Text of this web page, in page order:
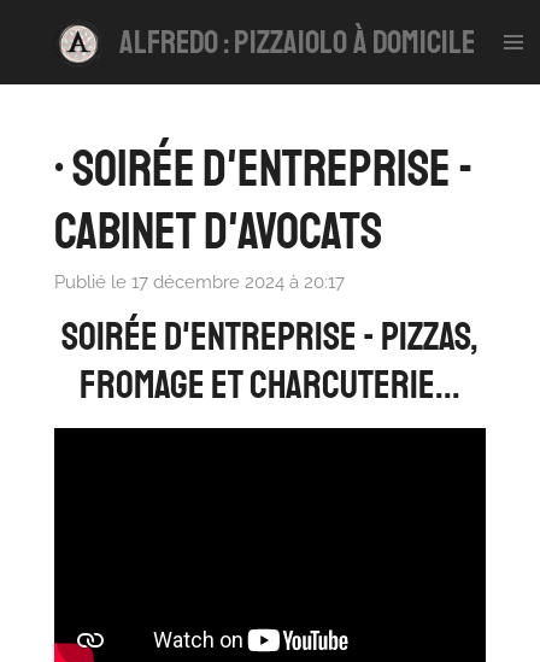
Passer
alfredo : pizzaiolo à domicile
• Soirée d'entreprise -
Cabinet d'avocats
Publié le 17 décembre 2024 à 20:17
Soirée d'entreprise - pizzas,
fromage et charcuterie...